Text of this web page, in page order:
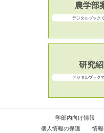
農学部
デジタルブック
研究
デジタルブック
学部内向け情報
個人情報の保護
情